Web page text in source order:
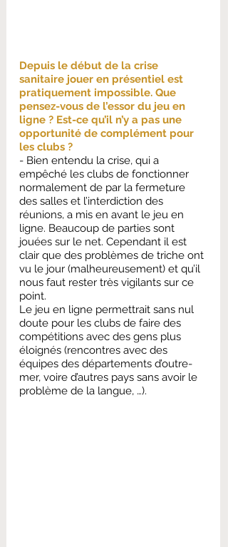
Depuis le début de la crise
sanitaire jouer en présentiel est
pratiquement impossible. Que
pensez-vous de l’essor du jeu en
ligne ? Est-ce qu’il n’y a pas une
opportunité de complément pour
les clubs ?
- Bien entendu la crise, qui a
empêché les clubs de fonctionner
normalement de par la fermeture
des salles et l’interdiction des
réunions, a mis en avant le jeu en
ligne. Beaucoup de parties sont
jouées sur le net. Cependant il est
clair que des problèmes de triche ont
vu le jour (malheureusement) et qu’il
nous faut rester très vigilants sur ce
point.
Le jeu en ligne permettrait sans nul
doute pour les clubs de faire des
compétitions avec des gens plus
éloignés (rencontres avec des
équipes des départements d’outre-
mer, voire d’autres pays sans avoir le
problème de la langue, …).